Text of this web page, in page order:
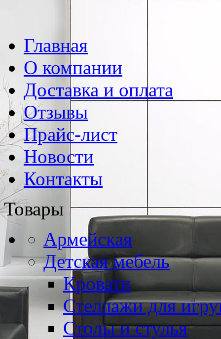
Главная
О компании
Доставка и оплата
Отзывы
Прайс-лист
Новости
Контакты
Товары
Армейская
Детская мебель
Кровати
Стеллажи для
Столы и стулья